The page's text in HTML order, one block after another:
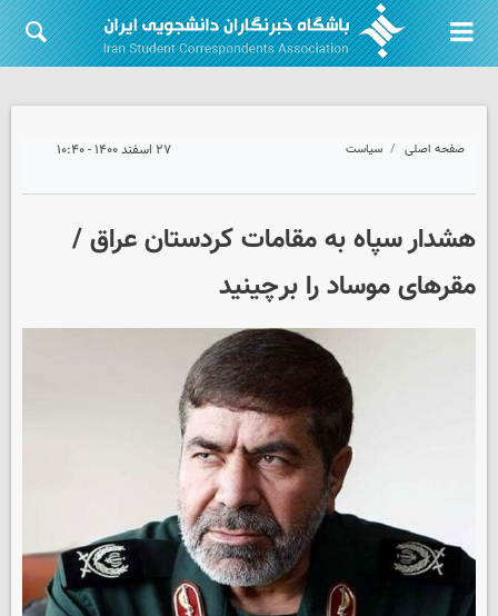
صفحه اصلی سیاست ۲۷ اسفند ۱۴۰۰ - ۱۰:۴۰
هشدار سپاه به مقامات کردستان عراق /
مقرهای موساد را برچینید